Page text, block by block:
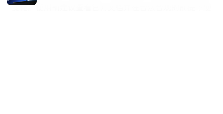
变化。使用前建议查看官方文档并在合法合规的前提下使